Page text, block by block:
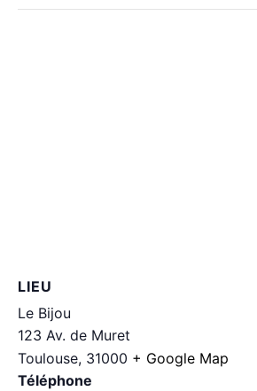
LIEU
Le Bijou
123 Av. de Muret
Toulouse, 31000 + Google Map
Téléphone